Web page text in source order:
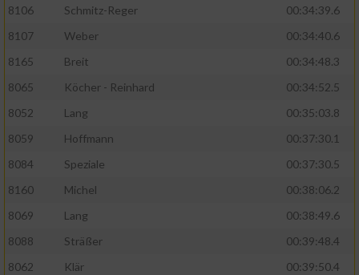
8106
Schmitz-Reger
00:34:39.6
8107
Weber
00:34:40.6
8165
Breit
00:34:48.3
8065
Köcher - Reinhard
00:34:52.5
8052
Lang
00:35:03.8
8059
Hoffmann
00:37:30.1
8084
Speziale
00:37:30.5
8160
Michel
00:38:06.2
8069
Lang
00:38:49.6
8088
Sträßer
00:39:48.4
8062
Klär
00:39:50.4